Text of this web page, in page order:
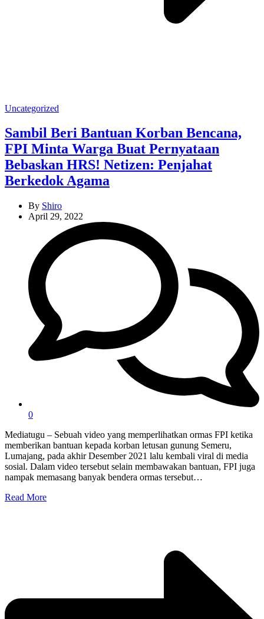
Categories
Uncategorized
Sambil Beri Bantuan Korban Bencana,
FPI Minta Warga Buat Pernyataan
Bebaskan HRS! Netizen: Penjahat
Berkedok Agama
By Shiro
April 29, 2022
0
Mediatugu – Sebuah video yang memperlihatkan ormas FPI ketika
memberikan bantuan kepada korban letusan gunung Semeru,
Lumajang, pada akhir Desember 2021 lalu kembali viral di media
sosial. Dalam video tersebut selain membawakan bantuan, FPI juga
nampak memasang banyak bendera ormas tersebut…
Read More